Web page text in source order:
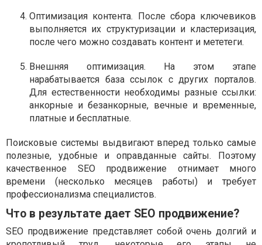
Оптимизация контента. После сбора ключевиков
выполняется их структуризации и кластеризация,
после чего можно создавать контент и мететеги.
Внешняя оптимизация. На этом этапе
нарабатывается база ссылок с других порталов.
Для естественности необходимы разные ссылки:
анкорные и безанкорные, вечные и временные,
платные и бесплатные.
Поисковые системы выдвигают вперед только самые
полезные, удобные и оправданные сайты. Поэтому
качественное SEO продвижение отнимает много
времени (несколько месяцев работы) и требует
профессионализма специалистов.
Что в результате дает SEO продвижение?
SEO продвижение представляет собой очень долгий и